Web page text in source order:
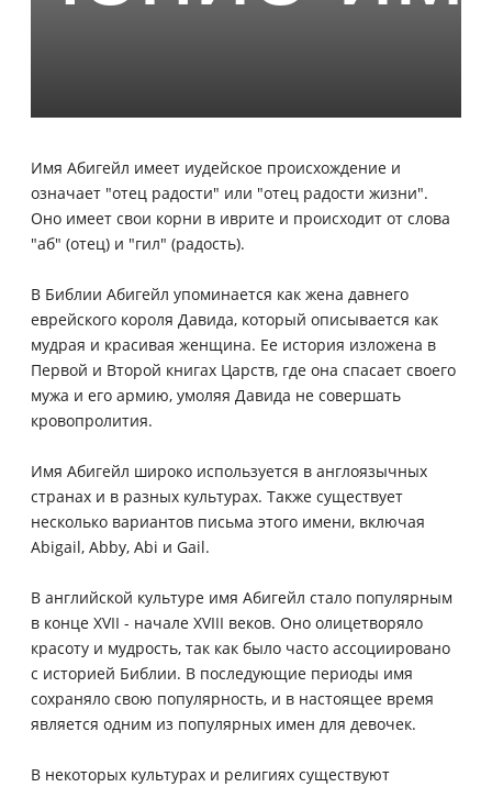
Имя Абигейл имеет иудейское происхождение и
означает "отец радости" или "отец радости жизни".
Оно имеет свои корни в иврите и происходит от слова
"аб" (отец) и "гил" (радость).
В Библии Абигейл упоминается как жена давнего
еврейского короля Давида, который описывается как
мудрая и красивая женщина. Ее история изложена в
Первой и Второй книгах Царств, где она спасает своего
мужа и его армию, умоляя Давида не совершать
кровопролития.
Имя Абигейл широко используется в англоязычных
странах и в разных культурах. Также существует
несколько вариантов письма этого имени, включая
Abigail, Abby, Abi и Gail.
В английской культуре имя Абигейл стало популярным
в конце ХVII - начале ХVIII веков. Оно олицетворяло
красоту и мудрость, так как было часто ассоциировано
с историей Библии. В последующие периоды имя
сохраняло свою популярность, и в настоящее время
является одним из популярных имен для девочек.
В некоторых культурах и религиях существуют